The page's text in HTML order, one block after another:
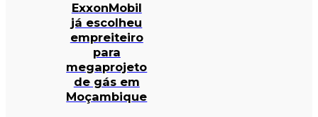
ExxonMobil
já escolheu
empreiteiro
para
megaprojeto
de gás em
Moçambique